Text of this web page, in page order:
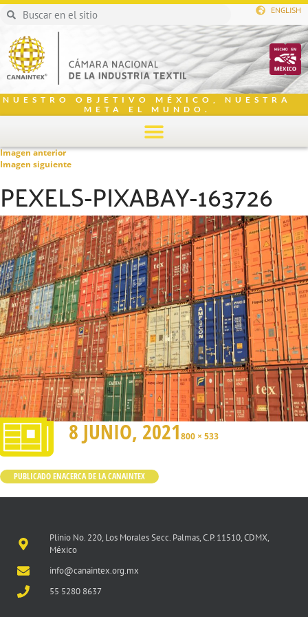
ENGLISH
NUESTRO OBJETIVO MÉXICO, NUESTRA
META EL MUNDO.
Imagen anterior
Imagen siguiente
PEXELS-PIXABAY-163726
8 JUNIO, 2021800 × 533
PUBLICADO ENACERCA DE LA CANAINTEX
Plinio No. 220, Los Morales Secc. Palmas, C.P. 11510, CDMX,
México
info@canaintex.org.mx
55 5280 8637